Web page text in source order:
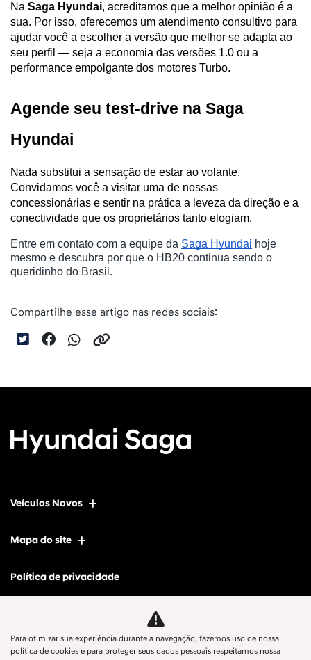
Na Saga Hyundai, acreditamos que a melhor opinião é a
sua. Por isso, oferecemos um atendimento consultivo para
ajudar você a escolher a versão que melhor se adapta ao
seu perfil — seja a economia das versões 1.0 ou a
performance empolgante dos motores Turbo.
Agende seu test-drive na Saga
Hyundai
Nada substitui a sensação de estar ao volante.
Convidamos você a visitar uma de nossas
concessionárias e sentir na prática a leveza da direção e a
conectividade que os proprietários tanto elogiam.
Entre em contato com a equipe da Saga Hyundai hoje
mesmo e descubra por que o HB20 continua sendo o
queridinho do Brasil.
Compartilhe esse artigo nas redes sociais:
Veículos Novos
Mapa do site
Política de privacidade
SAGA KOREA COMERCIO DE VEICULOS, PECAS E SERVICOS LTDA
CNPJ: 12.657.826/0009-64
Para otimizar sua experiência durante a navegação, fazemos uso de nossa
política de cookies e para proteger seus dados pessoais respeitamos nossa